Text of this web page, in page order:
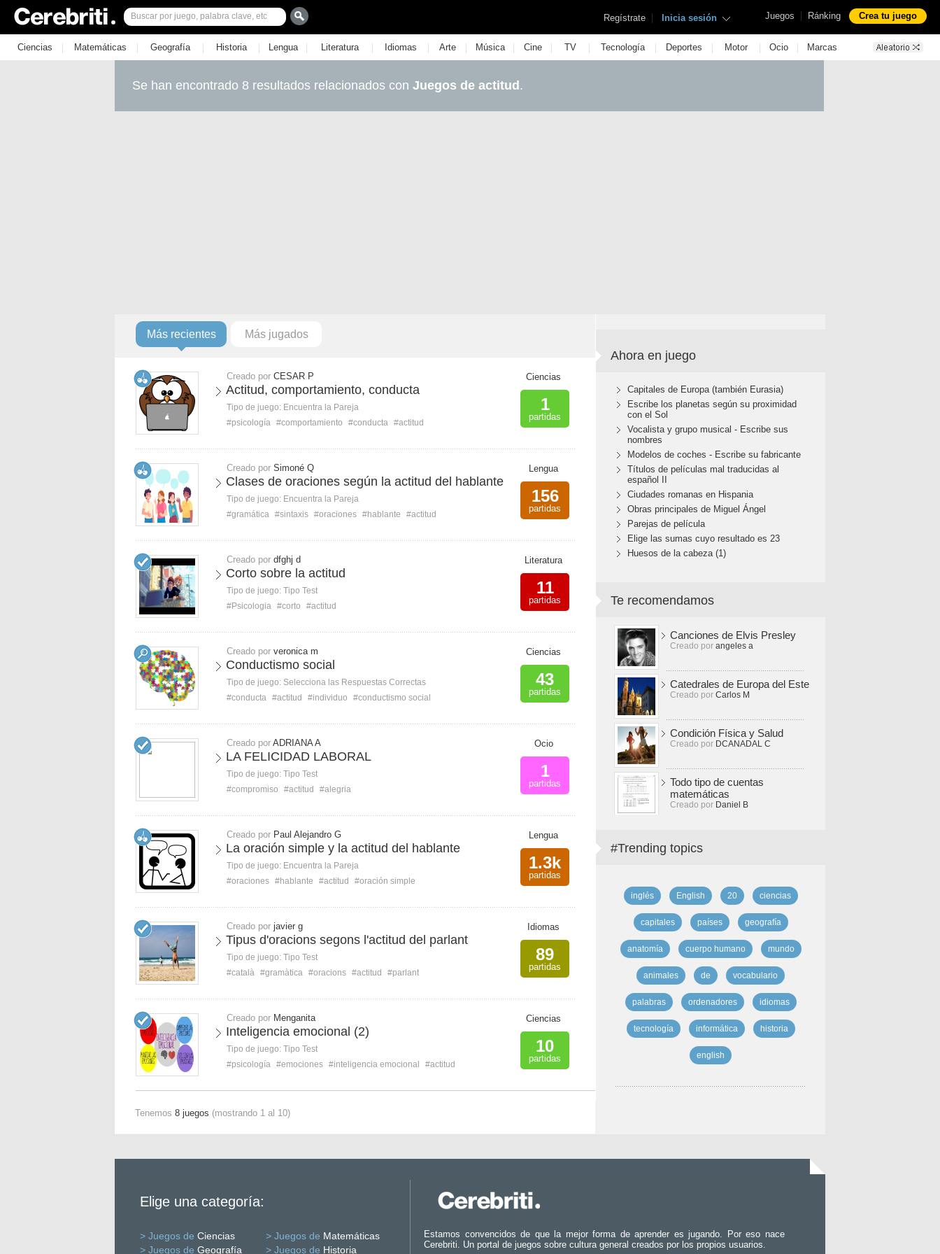
Juegos | Ránking Crea tu juego
Regístrate | Inicia sesión
Ciencias | Matemáticas | Geografía | Historia | Lengua | Literatura | Idiomas | Arte | Música | Cine | TV | Tecnología | Deportes | Motor | Ocio | Marcas
Se han encontrado 8 resultados relacionados con Juegos de actitud .
Más recientes Más jugados
Creado por CESAR P
Actitud, comportamiento, conducta
Tipo de juego: Encuentra la Pareja
#psicología #comportamiento #conducta #actitud
Ciencias
1
partidas
Creado por Simoné Q
Clases de oraciones según la actitud del hablante
Tipo de juego: Encuentra la Pareja
#gramática #sintaxis #oraciones #hablante #actitud
Lengua
156
partidas
Creado por dfghj d
Corto sobre la actitud
Tipo de juego: Tipo Test
#Psicologia #corto #actitud
Literatura
11
partidas
Creado por veronica m
Conductismo social
Tipo de juego: Selecciona las Respuestas Correctas
#conducta #actitud #individuo #conductismo social
Ciencias
43
partidas
Creado por ADRIANA A
LA FELICIDAD LABORAL
Tipo de juego: Tipo Test
#compromiso
#actitud #alegria
Ocio
1
partidas
Creado por Paul Alejandro G
La oración simple y la actitud del hablante
Tipo de juego: Encuentra la Pareja
#oraciones #hablante #actitud #oración simple
Lengua
1.3k
partidas
Creado por javier g
Tipus d'oracions segons l'actitud del parlant
Tipo de juego: Tipo Test
#català #gramàtica #oracions #actitud #parlant
Idiomas
89
partidas
Creado por Menganita
Inteligencia emocional (2)
Tipo de juego: Tipo Test
#psicología #emociones #inteligencia emocional #actitud
Ciencias
10
partidas
Tenemos 8 juegos (mostrando 1 al 10)
Ahora en juego
Capitales de Europa (también Eurasia)
Escribe los planetas según su proximidad
con el Sol
Vocalista y grupo musical - Escribe sus
nombres
Modelos de coches - Escribe su fabricante
Títulos de películas mal traducidas al
español II
Ciudades romanas en Hispania
Obras principales de Miguel Ángel
Parejas de película
Elige las sumas cuyo resultado es 23
Huesos de la cabeza (1)
Te recomendamos
Canciones de Elvis Presley
Creado por angeles a
Catedrales de Europa del Este
Creado por Carlos M
Condición Física y Salud
Creado por DCANADAL C
Todo tipo de cuentas
matemáticas
Creado por Daniel B
#Trending topics
inglés English 20 ciencias
capitales países geografía
anatomía cuerpo humano mundo
animales de vocabulario
palabras ordenadores idiomas
tecnología informática historia
english
Elige una categoría:
> Juegos de Ciencias > Juegos de Matemáticas
> Juegos de Geografía > Juegos de Historia
Estamos convencidos de que la mejor forma de aprender es jugando. Por eso nace
Cerebriti. Un portal de juegos sobre cultura general creados por los propios usuarios.